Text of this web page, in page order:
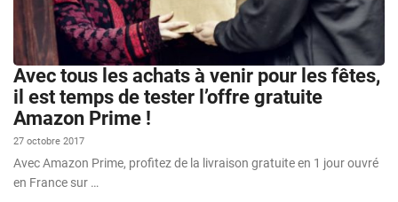
Avec tous les achats à venir pour les fêtes,
il est temps de tester l’offre gratuite
Amazon Prime !
27 octobre 2017
Avec Amazon Prime, profitez de la livraison gratuite en 1 jour ouvré
en France sur …